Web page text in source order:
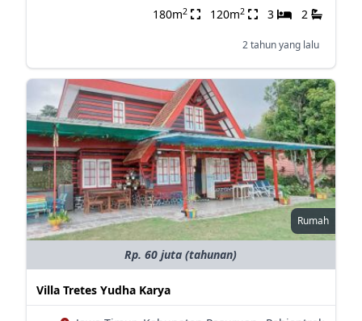
180m2 120m2 3 2
2 tahun yang lalu
Rumah
Rp. 60 juta (tahunan)
Villa Tretes Yudha Karya